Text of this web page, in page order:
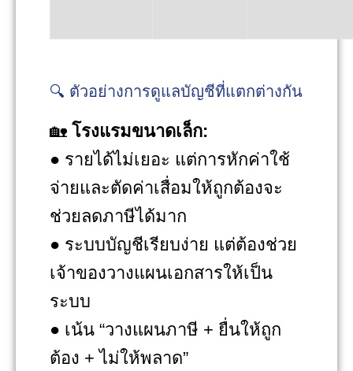
🔍 ตัวอย่างการดูแลบัญชีที่แตกต่างกัน
🏡 โรงแรมขนาดเล็ก:
● รายได้ไม่เยอะ แต่การหักค่าใช้
จ่ายและตัดค่าเสื่อมให้ถูกต้องจะ
ช่วยลดภาษีได้มาก
● ระบบบัญชีเรียบง่าย แต่ต้องช่วย
เจ้าของวางแผนเอกสารให้เป็น
ระบบ
● เน้น “วางแผนภาษี + ยื่นให้ถูก
ต้อง + ไม่ให้พลาด”